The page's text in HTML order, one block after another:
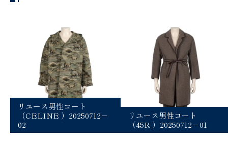
リユース男性コート
（CELINE ）20250712－
02
リユース男性コート
（45R ）20250712－01